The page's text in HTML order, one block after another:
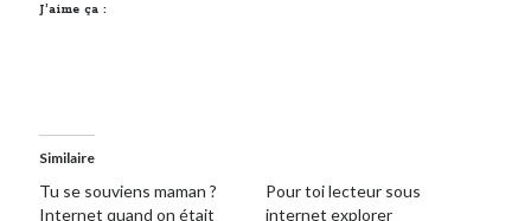
J’aime ça :
Similaire
Tu se souviens maman ?
Internet quand on était
Pour toi lecteur sous
internet explorer